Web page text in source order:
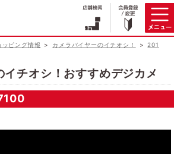
ッピング情報 カメラバイヤーのイチオシ！
201
イチオシ！おすすめデジカメ